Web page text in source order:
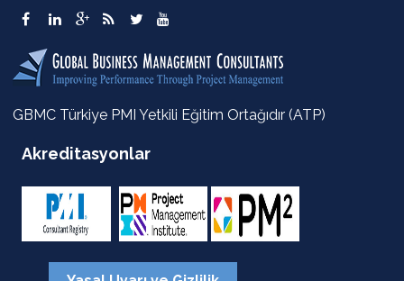
GBMC Türkiye PMI Yetkili Eğitim Ortağıdır (ATP)
Akreditasyonlar